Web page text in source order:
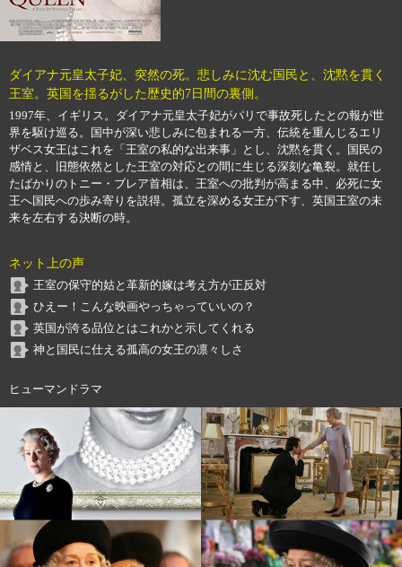
ダイアナ元皇太子妃、突然の死。悲しみに沈む国民と、沈黙を貫く
王室。英国を揺るがした歴史的7日間の裏側。
1997年、イギリス。ダイアナ元皇太子妃がパリで事故死したとの報が世
界を駆け巡る。国中が深い悲しみに包まれる一方、伝統を重んじるエリ
ザベス女王はこれを「王室の私的な出来事」とし、沈黙を貫く。国民の
感情と、旧態依然とした王室の対応との間に生じる深刻な亀裂。就任し
たばかりのトニー・ブレア首相は、王室への批判が高まる中、必死に女
王へ国民への歩み寄りを説得。孤立を深める女王が下す、英国王室の未
来を左右する決断の時。
ネット上の声
王室の保守的姑と革新的嫁は考え方が正反対
ひえー！こんな映画やっちゃっていいの？
英国が誇る品位とはこれかと示してくれる
神と国民に仕える孤高の女王の凛々しさ
ヒューマンドラマ